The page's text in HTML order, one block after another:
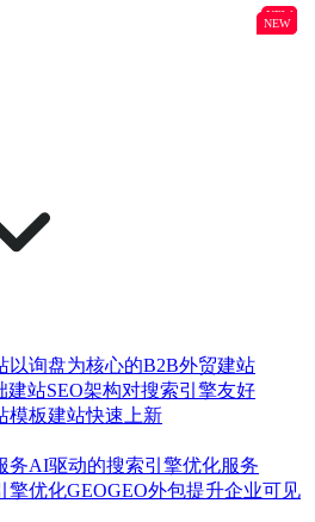
B2B
以询盘为核心的B2B外贸建站
建站SEO架构对搜索引擎友好
模板建站快速上新
务AI驱动的搜索引擎优化服务
擎优化GEO
NEW
GEO外包提升企业可见
NEW
NEW